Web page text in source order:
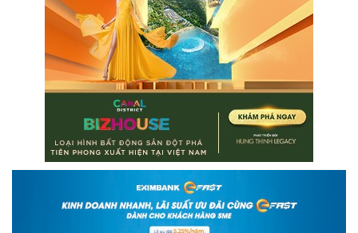
đốc nhiệm kỳ 2026–2031.
Quyết định được đưa ra trong
bối cảnh tập đoàn tiếp tục đẩy
mạnh chiến lược chuyển đổi
sang mô hình công nghiệp –
công nghệ, với VinFast giữ vai
trò động lực tăng trưởng chủ
Xem thêm